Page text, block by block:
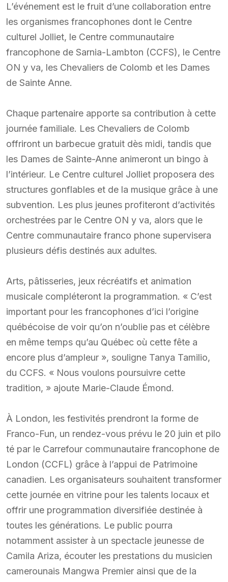
L’événement est le fruit d’une collaboration entre
les organismes francophones dont le Centre
culturel Jolliet, le Centre communautaire
francophone de Sarnia-Lambton (CCFS), le Centre
ON y va, les Chevaliers de Colomb et les Dames
de Sainte Anne.
Chaque partenaire apporte sa contribution à cette
journée familiale. Les Chevaliers de Colomb
offriront un barbecue gratuit dès midi, tandis que
les Dames de Sainte-Anne animeront un bingo à
l’intérieur. Le Centre culturel Jolliet proposera des
structures gonflables et de la musique grâce à une
subvention. Les plus jeunes profiteront d’activités
orchestrées par le Centre ON y va, alors que le
Centre communautaire franco phone supervisera
plusieurs défis destinés aux adultes.
Arts, pâtisseries, jeux récréatifs et animation
musicale compléteront la programmation. « C’est
important pour les francophones d’ici l’origine
québécoise de voir qu’on n’oublie pas et célèbre
en même temps qu’au Québec où cette fête a
encore plus d’ampleur », souligne Tanya Tamilio,
du CCFS. « Nous voulons poursuivre cette
tradition, » ajoute Marie-Claude Émond.
À London, les festivités prendront la forme de
Franco-Fun, un rendez-vous prévu le 20 juin et pilo
té par le Carrefour communautaire francophone de
London (CCFL) grâce à l’appui de Patrimoine
canadien. Les organisateurs souhaitent transformer
cette journée en vitrine pour les talents locaux et
offrir une programmation diversifiée destinée à
toutes les générations. Le public pourra
notamment assister à un spectacle jeunesse de
Camila Ariza, écouter les prestations du musicien
camerounais Mangwa Premier ainsi que de la